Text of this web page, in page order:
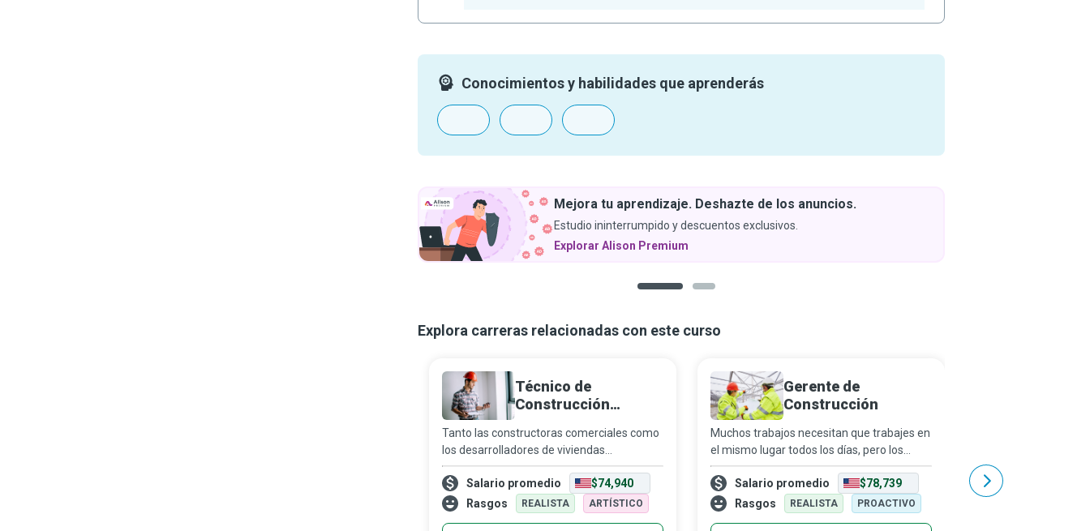
Conocimientos y habilidades que aprenderás
Mejora tu aprendizaje. Deshazte de los anuncios.
Estudio ininterrumpido y descuentos exclusivos.
Explorar Alison Premium
Explora carreras relacionadas con este curso
Técnico de
Construcción
Tanto las constructoras comerciales como
los desarrolladores de viviendas
particulares consideran la automatización
como el futuro de la construcción. Los
técnicos en edificios inteligentes los
Salario promedio
$74,940
Rasgos
REALISTA ARTÍSTICO
Gerente de
Construcción
Muchos trabajos necesitan que trabajes en
el mismo lugar todos los días, pero los
gerentes de construcción se adaptan a la
naturaleza de cada proyecto en el que
trabajan, donde sea que los lleve. Cada
Salario promedio
$78,739
Rasgos
REALISTA PROACTIVO
procesos modernos
manufactura,
proyectos se
Salario promedio